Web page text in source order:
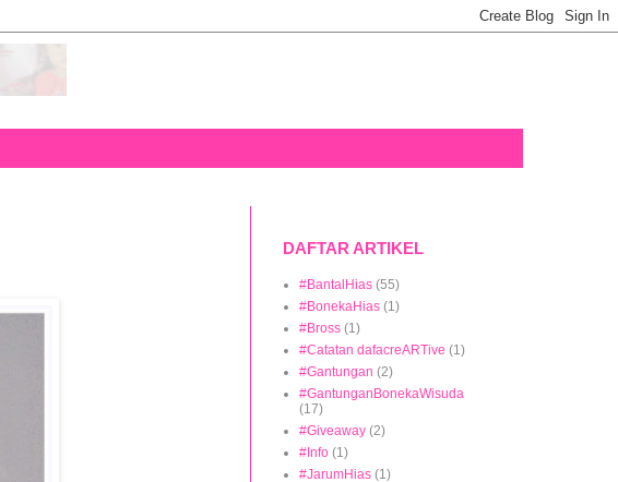
DAFTAR ARTIKEL
#BantalHias (55)
#BonekaHias (1)
#Bross (1)
#Catatan dafacreARTive (1)
#Gantungan (2)
#GantunganBonekaWisuda
(17)
#Giveaway (2)
#Info (1)
#JarumHias (1)